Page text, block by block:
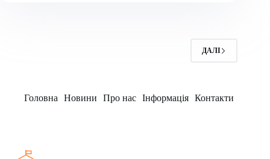
ДАЛІ
Головна Новини Про нас Інформація Контакти